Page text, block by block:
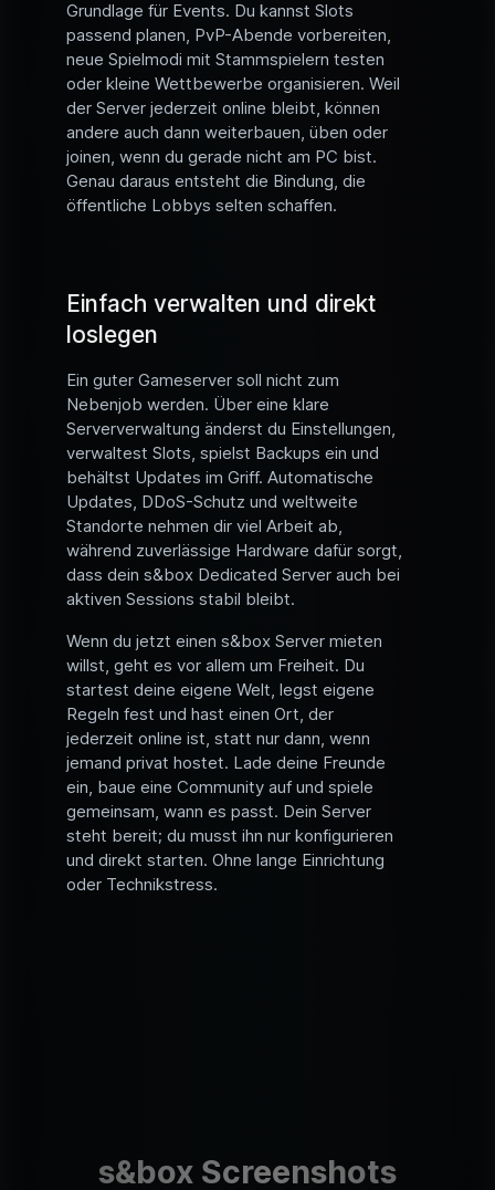
Grundlage für Events. Du kannst Slots
passend planen, PvP-Abende vorbereiten,
neue Spielmodi mit Stammspielern testen
oder kleine Wettbewerbe organisieren. Weil
der Server jederzeit online bleibt, können
andere auch dann weiterbauen, üben oder
joinen, wenn du gerade nicht am PC bist.
Genau daraus entsteht die Bindung, die
öffentliche Lobbys selten schaffen.
Einfach verwalten und direkt
loslegen
Ein guter Gameserver soll nicht zum
Nebenjob werden. Über eine klare
Serververwaltung änderst du Einstellungen,
verwaltest Slots, spielst Backups ein und
behältst Updates im Griff. Automatische
Updates, DDoS-Schutz und weltweite
Standorte nehmen dir viel Arbeit ab,
während zuverlässige Hardware dafür sorgt,
dass dein s&box Dedicated Server auch bei
aktiven Sessions stabil bleibt.
Wenn du jetzt einen s&box Server mieten
willst, geht es vor allem um Freiheit. Du
startest deine eigene Welt, legst eigene
Regeln fest und hast einen Ort, der
jederzeit online ist, statt nur dann, wenn
jemand privat hostet. Lade deine Freunde
ein, baue eine Community auf und spiele
gemeinsam, wann es passt. Dein Server
steht bereit; du musst ihn nur konfigurieren
und direkt starten. Ohne lange Einrichtung
oder Technikstress.
s&box Screenshots